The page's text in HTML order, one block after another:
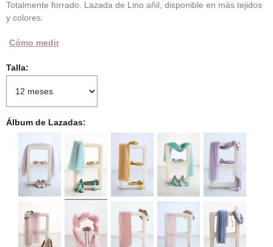
Totalmente forrado. Lazada de Lino añil, disponible en más tejidos
y colores.
Cómo medir
Talla
Álbum de Lazadas